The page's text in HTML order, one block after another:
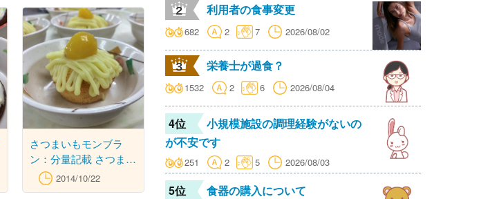
さつまいもモンブラ
ン：分量記載 さつまい
もモンブラン
2014/10/22
利用者の食事変更
682 2 7 2026/08/02
栄養士が過食？
1532 2 6 2026/08/04
4位
小規模施設の調理経験がないの
が不安です
251 2 5 2026/08/03
5位 食器の購入について